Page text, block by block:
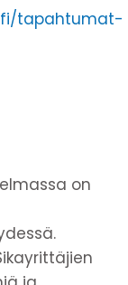
tapahtumat-
on